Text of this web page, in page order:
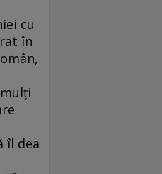
cu
în
îl dea